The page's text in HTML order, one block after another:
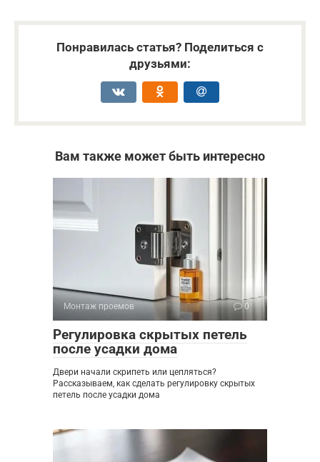
Понравилась статья? Поделиться с
друзьями:
Вам также может быть интересно
Монтаж проемов 0
Регулировка скрытых петель
после усадки дома
Двери начали скрипеть или цепляться?
Рассказываем, как сделать регулировку скрытых
петель после усадки дома